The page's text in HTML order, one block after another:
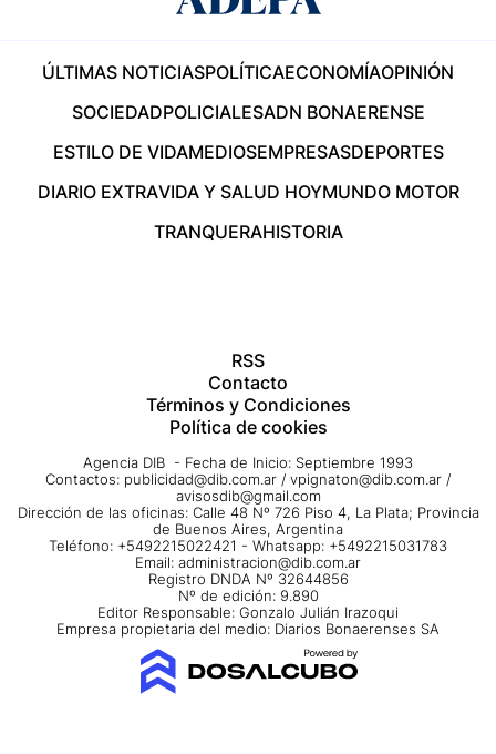
ÚLTIMAS NOTICIASPOLÍTICAECONOMÍAOPINIÓN
SOCIEDADPOLICIALESADN BONAERENSE
ESTILO DE VIDAMEDIOSEMPRESASDEPORTES
DIARIO EXTRAVIDA Y SALUD HOYMUNDO MOTOR
TRANQUERAHISTORIA
RSS
Contacto
Términos y Condiciones
Política de cookies
Agencia DIB - Fecha de Inicio: Septiembre 1993
Contactos: publicidad@dib.com.ar / vpignaton@dib.com.ar /
avisosdib@gmail.com
Dirección de las oficinas: Calle 48 Nº 726 Piso 4, La Plata; Provincia
de Buenos Aires, Argentina
Teléfono: +5492215022421 - Whatsapp: +5492215031783
Email: administracion@dib.com.ar
Registro DNDA Nº 32644856
Nº de edición: 9.890
Editor Responsable: Gonzalo Julián Irazoqui
Empresa propietaria del medio: Diarios Bonaerenses SA